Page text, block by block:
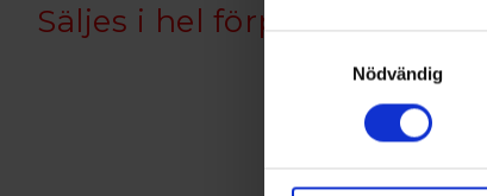
Nödvändig
Säljes i hel förp. 100st